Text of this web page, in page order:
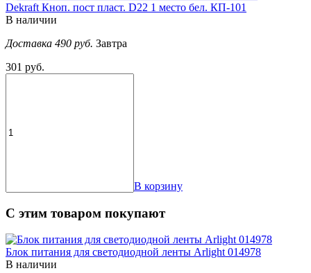
Dekraft Кноп. пост пласт. D22 1 место бел. КП-101
В наличии
Доставка 490 руб. Завтра
301 руб.
В корзину
С этим товаром покупают
Блок питания для светодиодной ленты Arlight 014978
В наличии